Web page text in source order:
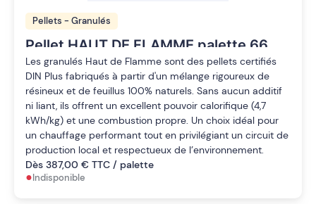
Pellets - Granulés
Pellet HAUT DE FLAMME palette 66
sacs de 15kg
Les granulés Haut de Flamme sont des pellets certifiés
DIN Plus fabriqués à partir d'un mélange rigoureux de
résineux et de feuillus 100% naturels. Sans aucun additif
ni liant, ils offrent un excellent pouvoir calorifique (4,7
kWh/kg) et une combustion propre. Un choix idéal pour
un chauffage performant tout en privilégiant un circuit de
production local et respectueux de l’environnement.
Dès 387,00 € TTC / palette
•Indisponible